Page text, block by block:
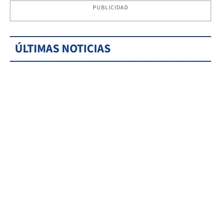
PUBLICIDAD
ÚLTIMAS NOTICIAS